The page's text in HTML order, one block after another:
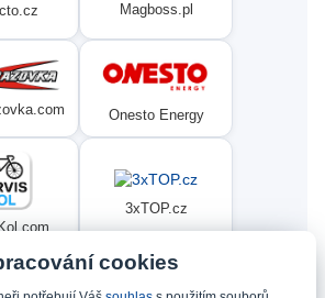
Magboss.pl
Onesto Energy
3xTOP.cz
cookies